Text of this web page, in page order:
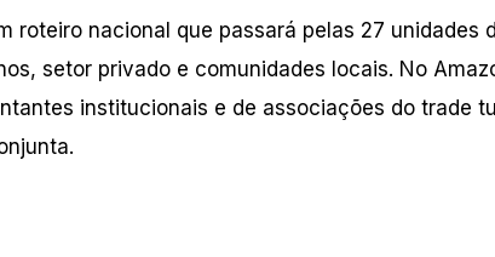
roteiro nacional que passará pelas 27 unidades
setor privado e comunidades locais. No
institucionais e de associações do trade